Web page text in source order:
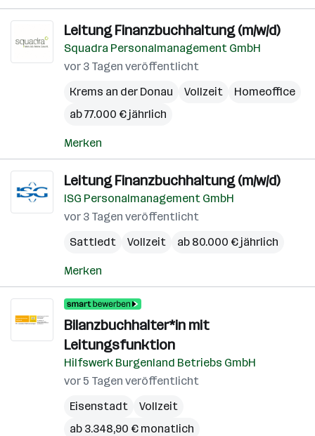
Leitung Finanzbuchhaltung (m/w/d)
Squadra Personalmanagement GmbH
vor 3 Tagen veröffentlicht
Krems an der Donau
Vollzeit
Homeoffice
ab 77.000 € jährlich
Merken
Leitung Finanzbuchhaltung (m/w/d)
ISG Personalmanagement GmbH
vor 3 Tagen veröffentlicht
Sattledt
Vollzeit ab 80.000 € jährlich
Merken
Bilanzbuchhalter*in mit
Leitungsfunktion
Hilfswerk Burgenland Betriebs GmbH
vor 5 Tagen veröffentlicht
Eisenstadt
Vollzeit
ab 3.348,90 € monatlich